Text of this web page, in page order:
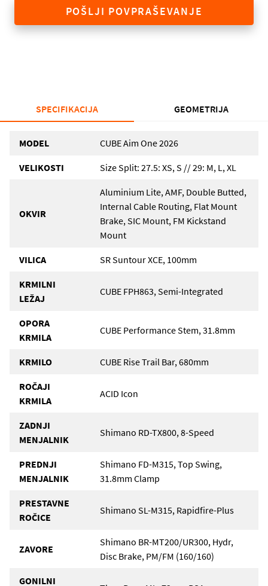
POŠLJI POVPRAŠEVANJE
SPECIFIKACIJA GEOMETRIJA
MODEL CUBE Aim One 2026
VELIKOSTI Size Split: 27.5: XS, S // 29: M, L, XL
OKVIR
Aluminium Lite, AMF, Double Butted,
Internal Cable Routing, Flat Mount
Brake, SIC Mount, FM Kickstand
Mount
VILICA SR Suntour XCE, 100mm
KRMILNI
LEŽAJ
CUBE FPH863, Semi-Integrated
OPORA
KRMILA
CUBE Performance Stem, 31.8mm
KRMILO CUBE Rise Trail Bar, 680mm
ROČAJI
KRMILA
ACID Icon
ZADNJI
MENJALNIK
Shimano RD-TX800, 8-Speed
PREDNJI
MENJALNIK
Shimano FD-M315, Top Swing,
31.8mm Clamp
PRESTAVNE
ROČICE
Shimano SL-M315, Rapidfire-Plus
ZAVORE
Shimano BR-MT200/UR300, Hydr,
Disc Brake, PM/FM (160/160)
GONILNI